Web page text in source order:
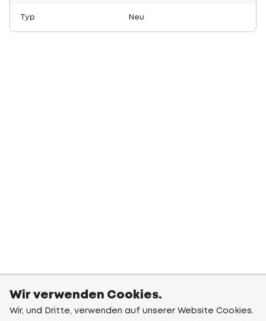
Typ Neu
Wir verwenden Cookies.
Wir, und Dritte, verwenden auf unserer Website Cookies.